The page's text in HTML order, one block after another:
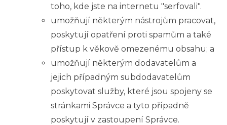
toho, kde jste na internetu "serfovali".
umožňují některým nástrojům pracovat,
poskytují opatření proti spamům a také
přístup k věkově omezenému obsahu; a
umožňují některým dodavatelům a
jejich případným subdodavatelům
poskytovat služby, které jsou spojeny se
stránkami Správce a tyto případně
poskytují v zastoupení Správce.